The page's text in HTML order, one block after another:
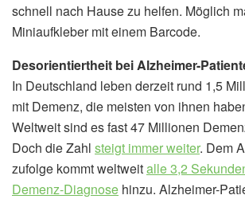
schnell nach Hause zu helfen. Möglich
Miniaufkleber mit einem Barcode.
Desorientiertheit bei Alzheimer-
In Deutschland leben derzeit rund 1,5
mit Demenz, die meisten von ihnen
Weltweit sind es fast 47 Millionen
Doch die Zahl steigt immer weiter. Dem
zufolge kommt weltweitalle 3,2
Demenz-Diagnose hinzu. Alzheimer-